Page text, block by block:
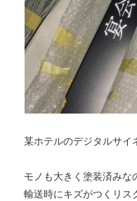
某ホテルのデジタルサイ
モノも大きく塗装済みな
輸送時にキズがつくリス